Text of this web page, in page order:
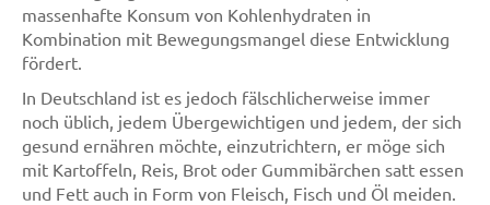
massenhafte Konsum von Kohlenhydraten in
Kombination mit Bewegungsmangel diese Entwicklung
fördert.
In Deutschland ist es jedoch fälschlicherweise immer
noch üblich, jedem Übergewichtigen und jedem, der sich
gesund ernähren möchte, einzutrichtern, er möge sich
mit Kartoffeln, Reis, Brot oder Gummibärchen satt essen
und Fett auch in Form von Fleisch, Fisch und Öl meiden.